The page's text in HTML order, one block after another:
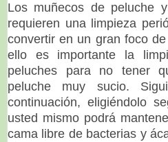
Los muñecos de peluche
requieren una limpieza
convertir en un gran foco
ello es importante la
peluches para no tener
peluche muy sucio.
continuación, eligiéndolo
usted mismo podrá
cama libre de bacterias y